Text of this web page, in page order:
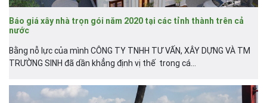
Báo giá xây nhà trọn gói năm 2020 tại các tỉnh thành trên cả
nước
Bằng nỗ lực của mình CÔNG TY TNHH TƯ VẤN, XÂY DỰNG VÀ TM
TRƯỜNG SINH đã dần khẳng định vị thế trong cá...